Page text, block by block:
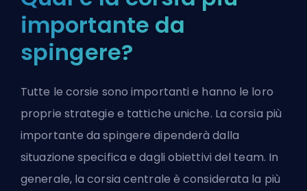
importante da
spingere?
Tutte le corsie sono importanti e hanno le loro
proprie strategie e tattiche uniche. La corsia più
importante da spingere dipenderà dalla
situazione specifica e dagli obiettivi del team. In
generale, la corsia centrale è considerata la più